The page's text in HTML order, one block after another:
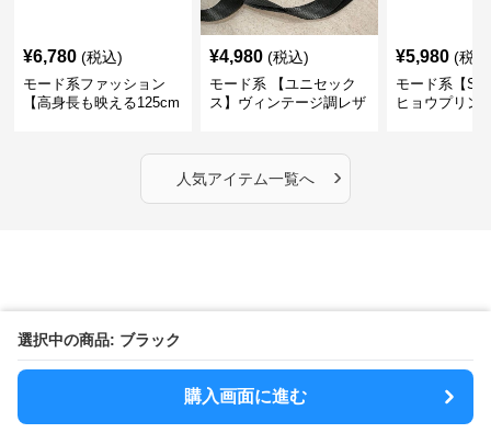
選択中の商品: ブラック
購入画面に進む
¥6,780 (税込)
モード系ファッション
【高身長も映える125cm
OKで華奢さんも安心
¥4,980 (税込)
モード系 【ユニセック
ス】ヴィンテージ調レザ
¥5,980 (税
モード系【S
ヒョウプリン
人気アイテム一覧へ ›